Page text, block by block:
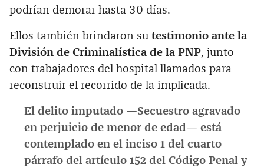
podrían demorar hasta 30 días.
Ellos también brindaron su testimonio ante la
División de Criminalística de la PNP, junto
con trabajadores del hospital llamados para
reconstruir el recorrido de la implicada.
El delito imputado —Secuestro agravado
en perjuicio de menor de edad— está
contemplado en el inciso 1 del cuarto
párrafo del artículo 152 del Código Penal y